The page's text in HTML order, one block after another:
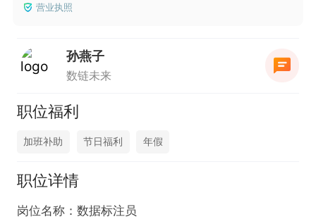
营业执照
孙燕子
数链未来
职位福利
加班补助 节日福利 年假
职位详情
岗位名称：数据标注员